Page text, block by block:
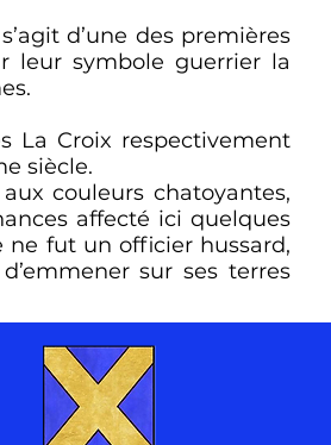
d’une des premières
leur symbole guerrier la
La Croix respectivement
siècle.
couleurs chatoyantes,
affecté ici quelques
fut un officier hussard,
sur ses terres